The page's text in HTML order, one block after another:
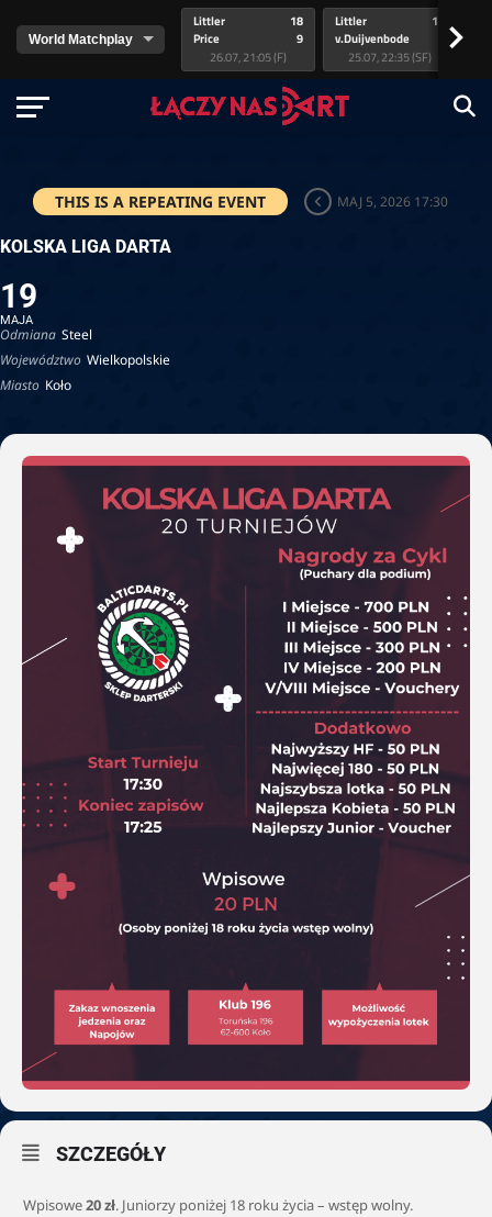
Littler
Price
18
9
26.07, 21:05 (F)
Littler
v.Duijvenbode
17
25.07, 22:35 (SF)
>
THIS IS A REPEATING EVENT MAJ 5, 2026 17:30
KOLSKA LIGA DARTA
19
MAJA
Odmiana Steel
Województwo Wielkopolskie
Miasto Koło
SZCZEGÓŁY
Wpisowe20 zł. Juniorzy poniżej 18 roku życia – wstęp wolny.